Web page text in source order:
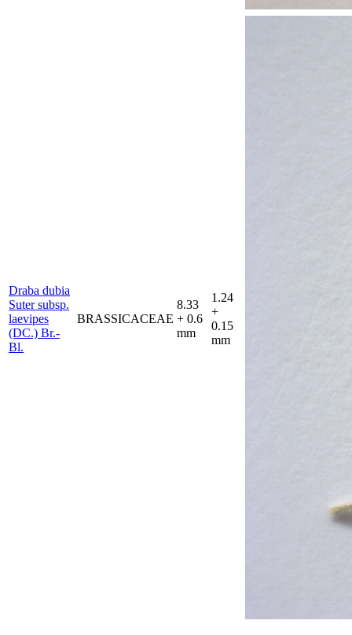
Draba dubia
Suter subsp.
laevipes
(DC.) Br.-
Bl.
BRASSICACEAE
8.33
+ 0.6
mm
1.24
+
0.15
mm